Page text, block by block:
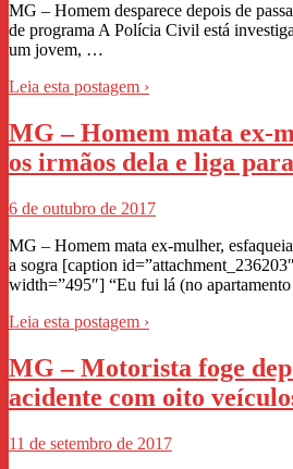
MG – Homem desparece depois de
de programa A Polícia Civil está
um jovem, …
Leia esta postagem ›
MG – Homem mata ex-
os irmãos dela e liga
6 de outubro de 2017
MG – Homem mata ex-mulher,
a sogra [caption
width=”495″] “Eu fui lá (no
Leia esta postagem ›
MG – Motorista foge
acidente com oito
11 de setembro de 2017